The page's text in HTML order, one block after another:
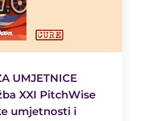
UMJETNICE
XXI PitchWise
umjetnosti i